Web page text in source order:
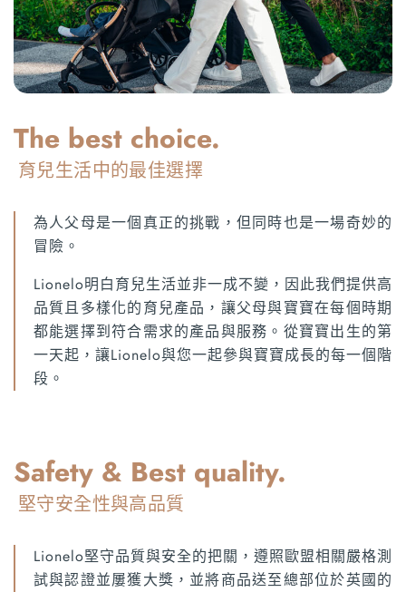
The best choice.
育兒生活中的最佳選擇
為人父母是一個真正的挑戰，但同時也是一場奇妙的
冒險。
Lionelo明白育兒生活並非一成不變，因此我們提供高
品質且多樣化的育兒產品，讓父母與寶寶在每個時期
都能選擇到符合需求的產品與服務。從寶寶出生的第
一天起，讓Lionelo與您一起參與寶寶成長的每一個階
段。
Safety & Best quality.
堅守安全性與高品質
Lionelo堅守品質與安全的把關，遵照歐盟相關嚴格測
試與認證並屢獲大獎，並將商品送至總部位於英國的